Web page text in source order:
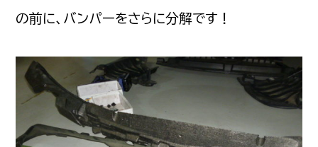
の前に、バンパーをさらに分解です！